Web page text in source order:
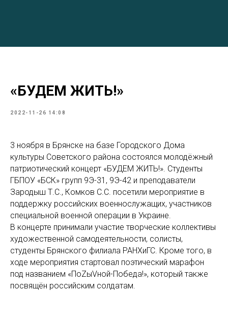
«БУДЕМ ЖИТЬ!»
2022-11-26 14:08
3 ноября в Брянске на базе Городского Дома
культуры Советского района состоялся молодёжный
патриотический концерт «БУДЕМ ЖИТЬ!». Студенты
ГБПОУ «БСК» групп 9Э-31, 9Э-42 и преподаватели
Зародыш Т.С., Комков С.С. посетили мероприятие в
поддержку российских военнослужащих, участников
специальной военной операции в Украине.
В концерте принимали участие творческие коллективы
художественной самодеятельности, солисты,
студенты Брянского филиала РАНХиГС. Кроме того, в
ходе мероприятия стартовал поэтический марафон
под названием «ПоZыVной-Победа!», который также
посвящён российским солдатам.